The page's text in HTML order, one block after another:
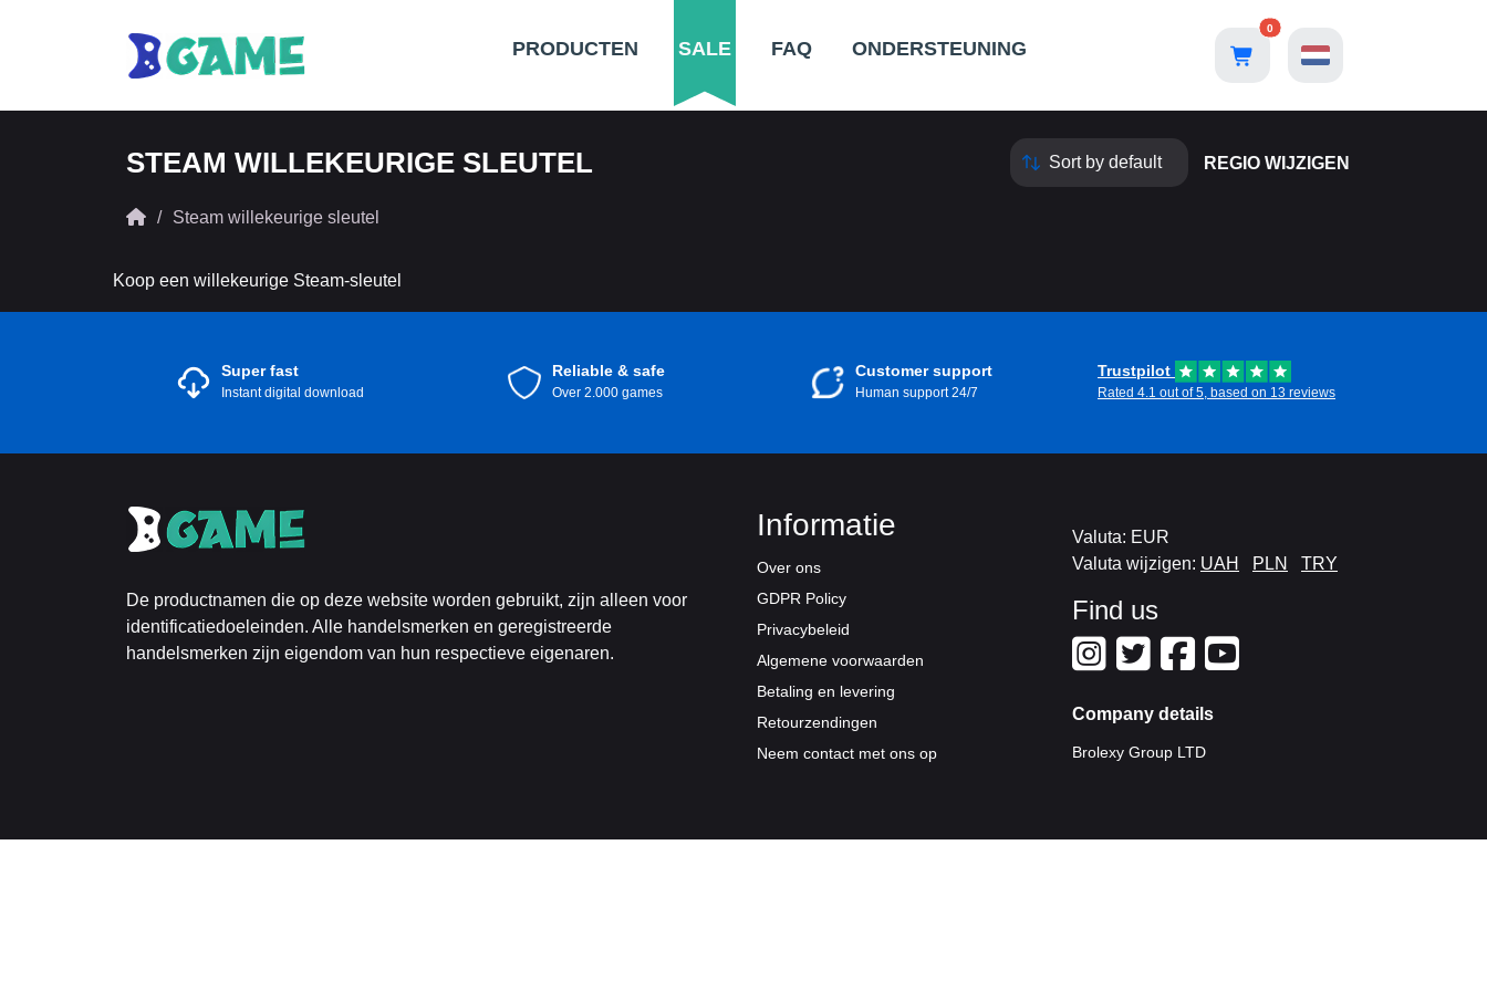
PRODUCTEN SALE FAQ ONDERSTEUNING
0
STEAM WILLEKEURIGE SLEUTEL REGIO WIJZIGEN
Steam willekeurige sleutel
Koop een willekeurige Steam-sleutel
Super fast
Instant digital download
Reliable & safe
Over 2.000 games
Customer support
Human support 24/7
Trustpilot
Rated 4.1 out of 5, based on 13 reviews
De productnamen die op deze website worden gebruikt, zijn alleen voor
identificatiedoeleinden. Alle handelsmerken en geregistreerde
handelsmerken zijn eigendom van hun respectieve eigenaren.
Informatie
Over ons
GDPR Policy
Privacybeleid
Algemene voorwaarden
Betaling en levering
Retourzendingen
Neem contact met ons op
Valuta: EUR
Valuta wijzigen: UAH PLN TRY
Find us
Company details
Brolexy Group LTD